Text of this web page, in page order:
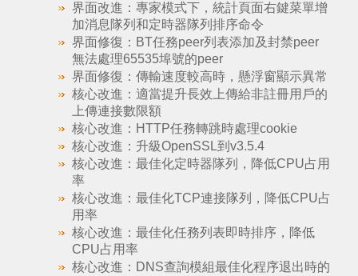
界面改進：專家模式下，統計頁面右鍵菜單增
加消息隊列和定時器隊列排序命令
界面修復：BT任務peer列表添加及封禁peer
無法處理65535埠號的peer
界面修復：傳輸速度較高時，懸浮窗顯示異常
核心改進：適當提升長效上傳給非註冊用戶的
上傳連接數限額
核心改進：HTTP任務轉跳時處理cookie
核心改進：升級OpenSSL到v3.5.4
核心改進：最佳化定時器隊列，降低CPU占用
率
核心改進：最佳化TCP連接隊列，降低CPU占
用率
核心改進：最佳化任務列表即時排序，降低
CPU占用率
核心改進：DNS查詢模組最佳化程序退出時的